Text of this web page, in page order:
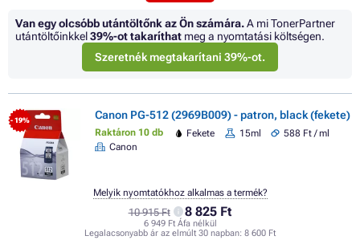
Van egy olcsóbb utántöltőnk az Ön számára.A mi TonerPartner
utántöltőinkkel39%-ot takaríthat meg a nyomtatási költségen.
Szeretnék megtakarítani 39%-ot.
- 19% Canon PG-512 (2969B009) - patron, black (fekete)
Raktáron 10 db Fekete 15ml
588 Ft / ml
Canon
10 915 Ft 8 825 Ft
6 949 Ft Áfa nélkül
Legalacsonyabb ár az elmúlt 30 napban: 8 600 Ft
Melyik nyomtatókhoz alkalmas a termék?